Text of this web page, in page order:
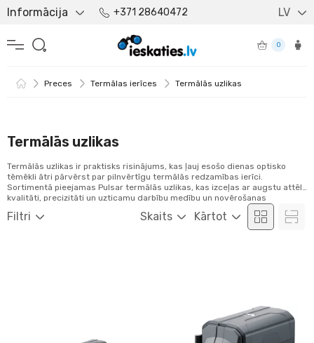
Informācija +371 28640472 LV
0
Preces Termālas ierīces Termālās uzlikas
Termālās uzlikas
Filtri Skaits Kārtot
Termālās uzlikas ir praktisks risinājums, kas ļauj esošo dienas optisko
tēmēkli ātri pārvērst par pilnvērtīgu termālās redzamības ierīci.
Sortimentā pieejamas Pulsar termālās uzlikas, kas izceļas ar augstu attēla
kvalitāti, precizitāti un uzticamu darbību medību un novērošanas
apstākļos. Papildus pieejamas arī Guide, Nocpix un InfiRay termālās
uzlikas, piedāvājot dažādus tehnoloģiskos risinājumus, izmērus un